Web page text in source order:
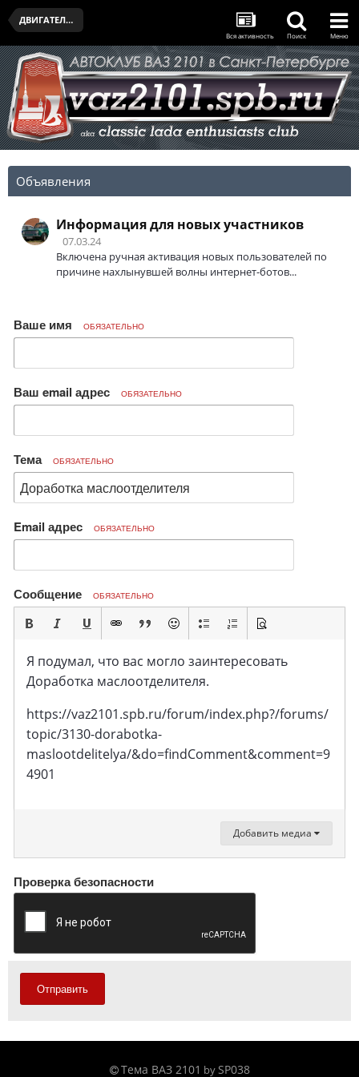
ДВИГАТЕЛЬ И ТРАНСМИССИЯ
Вся активность Поиск Меню
Объявления
Информация для новых участников
07.03.24
Включена ручная активация новых пользователей по
причине нахлынувшей волны интернет-ботов...
Ваше имя ОБЯЗАТЕЛЬНО
Ваш email адрес ОБЯЗАТЕЛЬНО
Тема ОБЯЗАТЕЛЬНО
Email адрес ОБЯЗАТЕЛЬНО
Сообщение ОБЯЗАТЕЛЬНО
Я подумал, что вас могло заинтересовать
Доработка маслоотделителя.
https://vaz2101.spb.ru/forum/index.php?/forums/
topic/3130-dorabotka-
maslootdelitelya/&do=findComment&comment=9
4901
Добавить медиа
Проверка безопасности
Отправить
Тема ВАЗ 2101 by SP038